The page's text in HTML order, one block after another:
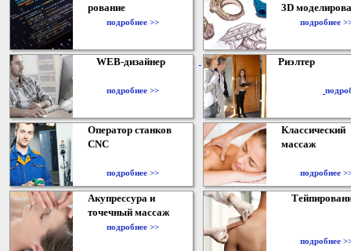
рование
подробнее >>
3D
подробнее
WEB-дизайнер
подробнее >>
Риэлтер
Оператор станков
CNC
подробнее >>
Классический
массаж
подробнее
Акупрессура и
точечный массаж
подробнее >>
подробнее